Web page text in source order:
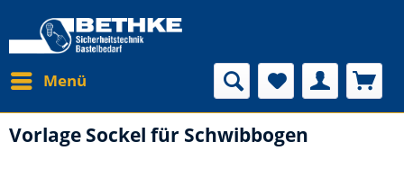
Menü
Vorlage Sockel für Schwibbogen